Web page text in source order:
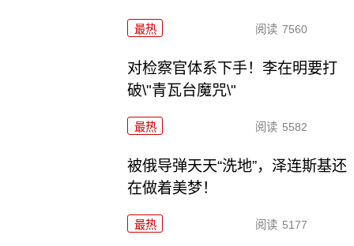
最热 阅读 7560
对检察官体系下手！李在明要打
破\"青瓦台魔咒\"
最热 阅读 5582
被俄导弹天天“洗地”，泽连斯基还
在做着美梦！
最热 阅读 5177